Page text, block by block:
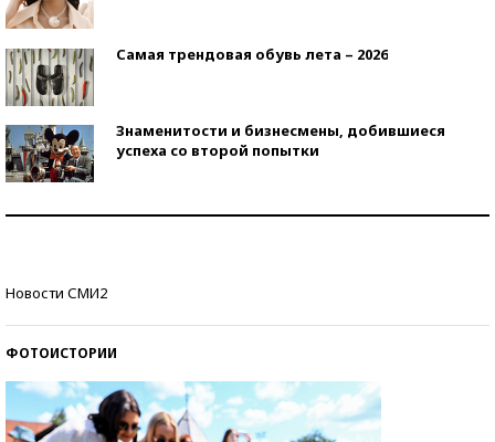
Самая трендовая обувь лета – 2026
Знаменитости и бизнесмены, добившиеся
успеха со второй попытки
Новости СМИ2
ФОТОИСТОРИИ